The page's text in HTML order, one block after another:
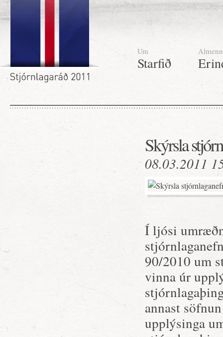
Um
Starfið
Almenn
Skýrsla
08.03.2011
Í ljósi
90/2010 um
vinna úr
annast
upplýsinga